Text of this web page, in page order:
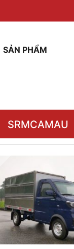
SẢN PHẨM
SRMCAMAU